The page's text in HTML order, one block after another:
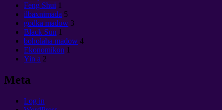
Feng Shui 1
ilbaxnimada 5
godka madow 3
Black Sun 1
boholaha madow 4
Ekonomikon 1
Yin a 2
Meta
Log in